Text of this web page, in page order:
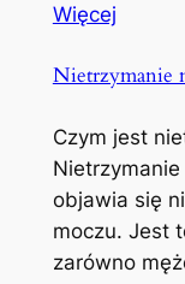
Więcej
Nietrzymanie
Czym jest
objawia się
moczu. Jest
zarówno